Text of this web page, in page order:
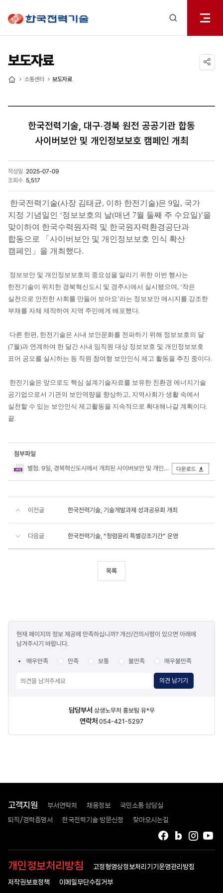
열기
보도자료
소통센터 보도자료
한국전력기술, 대구‧경북 원전 공공기관 합동
사이버보안 및 개인정보보호 캠페인 개최
작성일 2025-07-09
조회수 5,517
한국전력기술(사장 김태균, 이하 한전기술)은 9일, 국가
지정 기념일인 ‘정보보호의 날(매년 7월 둘째 주 수요일)’을
맞이하여 한국수력원자력 및 한국원자력환경공단과
합동으로 「사이버보안 및 개인정보보호 인식 확산
캠페인」을 개최했다.
정보보안 및 개인정보보호의 중요성을 알리기 위한 이번 행사는
한전기술이 위치한 경북혁신도시 및 경주시에서 실시됐으며, ‘작은
실천으로 안전한 사회를 만들어 보아요’라는 정보보안 메시지를 강조한
부채를 자체 제작하여 지역 주민에게 배포했다.
다른 한편, 한전기술은 사내 보안문화를 전파하기 위해 정보보호의 달
(7월)과 연계하여 한 달간 사내 임직원 대상 정보보호 및 개인정보보호
표어 공모를 실시하는 등 직원 참여형 보안인식 제고 활동을 추진 중이다.
한전기술은 앞으로도 핵심 설계기술자료를 보유한 친환경 에너지기술
공기업으로서 기관의 보안역량을 향상하고, 지역사회가 생활 속에서
실천할 수 있는 보안인식 제고활동을 지속적으로 확대해나갈 계획이다.
끝.
첨부파일
별첨. 9일, 경북혁신도시에서 개최된 사이버보안 및 개인정보보호 캠페인 참석자들이 기념촬영을 하고 있다.jpg
다운로드
이전글 한국전력기술, 기술개발과제 성과공유회 개최
다음글 한국전력기술, “청렴윤리 특별강조기간” 운영
목록
만족도
조사
현재 페이지의 정보 제공에 만족하십니까? 개선/건의사항이 있으면 아래에
남겨주시기 바랍니다.
매우만족 만족 보통 불만족 매우불만족
의견 남기기
담당부서 상생노무처 홍보팀 유*우
연락처 054-421-5297
고객지원 부서연락처 채용정보 국민소통 상담실
퇴직/경력증명서 한국전력기술 방문신청 찾아오시는길
인스
블로그
페이스북
개인정보처리방침 고정형영상정보처리기기운영관리방침
저작권보호정책 이메일무단수집거부